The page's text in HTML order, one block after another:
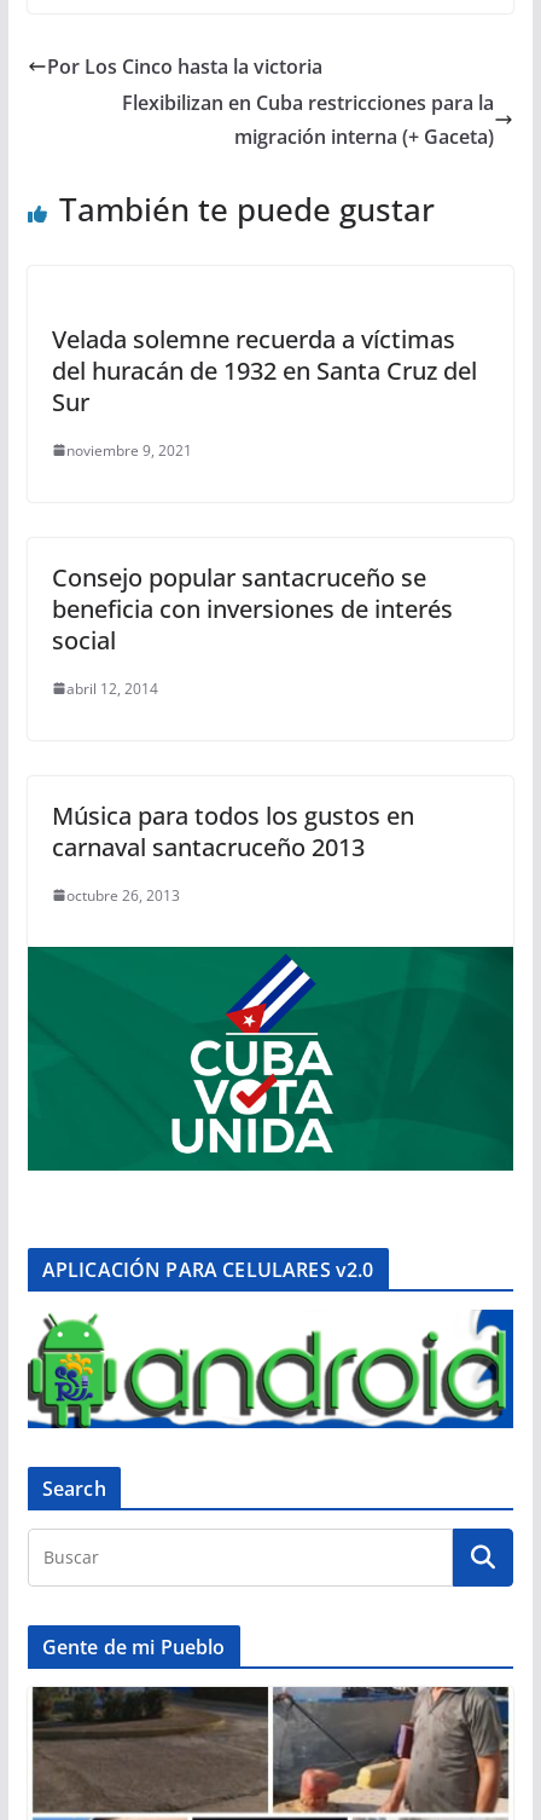
Por Los Cinco hasta la victoria
Flexibilizan en Cuba restricciones para la
migración interna (+ Gaceta)
También te puede gustar
Velada solemne recuerda a víctimas
del huracán de 1932 en Santa Cruz del
Sur
noviembre 9, 2021
Consejo popular santacruceño se
beneficia con inversiones de interés
social
abril 12, 2014
Música para todos los gustos en
carnaval santacruceño 2013
octubre 26, 2013
APLICACIÓN PARA CELULARES v2.0
Search
Gente de mi Pueblo